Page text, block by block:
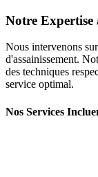
Notre Expertise
Nous intervenons
d'assainissement.
des techniques
service optimal.
Nos Services